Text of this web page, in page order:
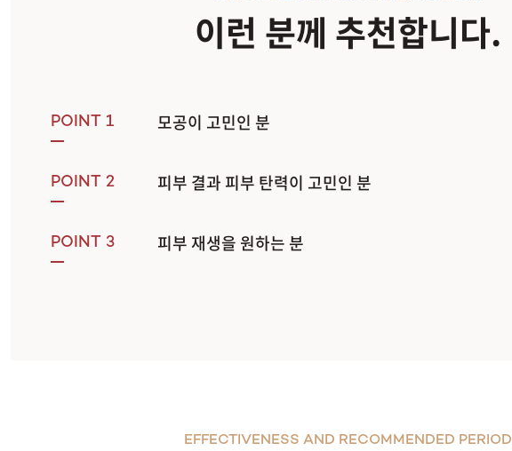
이런 분께 추천합니다.
POINT 1 모공이 고민인 분
POINT 2 피부 결과 피부 탄력이 고민인 분
POINT 3 피부 재생을 원하는 분
EFFECTIVENESS AND RECOMMENDED PERIOD